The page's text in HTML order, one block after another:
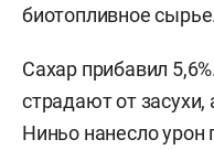
биотопливное
Сахар прибавил
страдают от
Ниньо нанесло урон